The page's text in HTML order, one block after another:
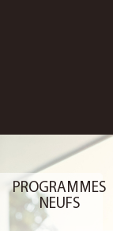
PROGRAMMES
NEUFS